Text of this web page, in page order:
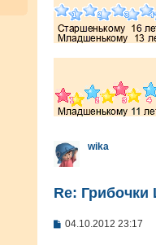
wika
Re:
С
04.10.2012 23:17